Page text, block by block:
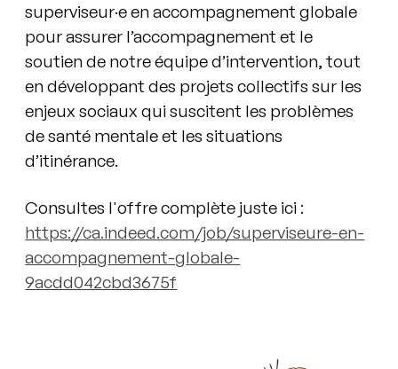
superviseur·e en accompagnement globale
pour assurer l’accompagnement et le
soutien de notre équipe d’intervention, tout
en développant des projets collectifs sur les
enjeux sociaux qui suscitent les problèmes
de santé mentale et les situations
d’itinérance.
Consultes l'offre complète juste ici :
https://ca.indeed.com/job/superviseure-en-
accompagnement-globale-
9acdd042cbd3675f